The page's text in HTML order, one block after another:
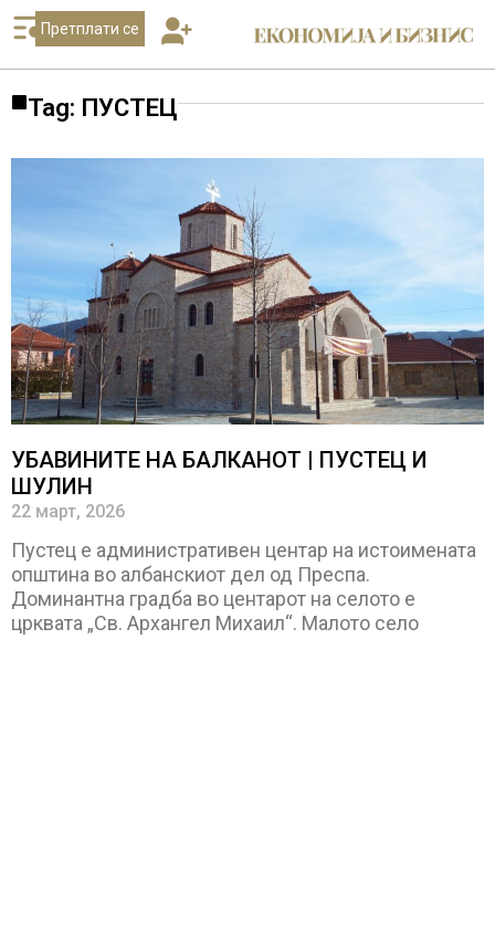
Претплати се
Tag: ПУСТЕЦ
УБАВИНИТЕ НА БАЛКАНОТ | ПУСТЕЦ И
ШУЛИН
22 март, 2026
Пустец е административен центар на истоимената
општина во албанскиот дел од Преспа.
Доминантна градба во центарот на селото е
црквата „Св. Архангел Михаил“. Малото село